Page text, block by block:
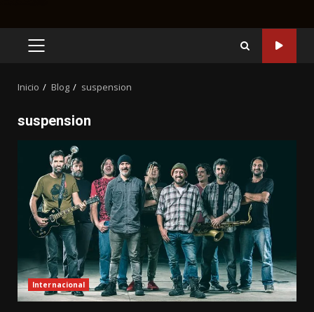
MENÚ
Inicio Blog suspension
suspension
Internacional